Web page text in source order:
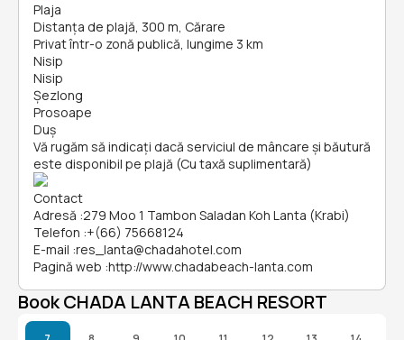
Plaja
Distanța de plajă, 300 m, Cărare
Privat într-o zonă publică, lungime 3 km
Nisip
Nisip
Șezlong
Prosoape
Duș
Vă rugăm să indicați dacă serviciul de mâncare și băutură
este disponibil pe plajă (Cu taxă suplimentară)
Contact
Adresă :279 Moo 1 Tambon Saladan Koh Lanta (Krabi)
Telefon :+(66) 75668124
E-mail :res_lanta@chadahotel.com
Pagină web :http://www.chadabeach-lanta.com
Book CHADA LANTA BEACH RESORT